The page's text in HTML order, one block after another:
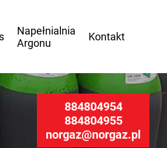
884804954
884804955
norgaz@norgaz.pl
Napełnialnia
Argonu
Kontakt